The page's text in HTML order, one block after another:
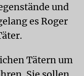
und
es Roger
Tätern um